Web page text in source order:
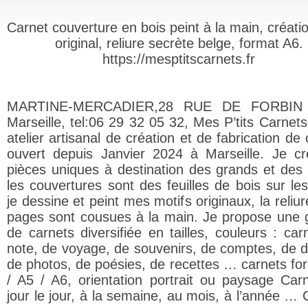
Carnet couverture en bois peint à la main,
original, reliure secrète belge, format A6.
https://mesptitscarnets.fr
MARTINE-MERCADIER,28 RUE DE
Marseille, tel:06 29 32 05 32, Mes P’tits
atelier artisanal de création et de fabrication de
ouvert depuis Janvier 2024 à Marseille. Je
pièces uniques à destination des grands et
les couvertures sont des feuilles de bois sur
je dessine et peint mes motifs originaux, la
pages sont cousues à la main. Je propose une
de carnets diversifiée en tailles, couleurs :
note, de voyage, de souvenirs, de comptes, de
de photos, de poésies, de recettes … carnets
/ A5 / A6, orientation portrait ou paysage
jour le jour, à la semaine, au mois, à l’année …